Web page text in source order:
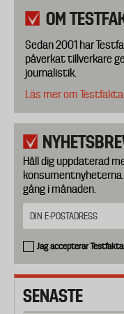
OM
Sedan 2001 har
påverkat tillverkare
journalistik.
Läs mer om Testfakta.
Håll dig uppdaterad
gång i månaden.
Jag accepterar
SENASTE